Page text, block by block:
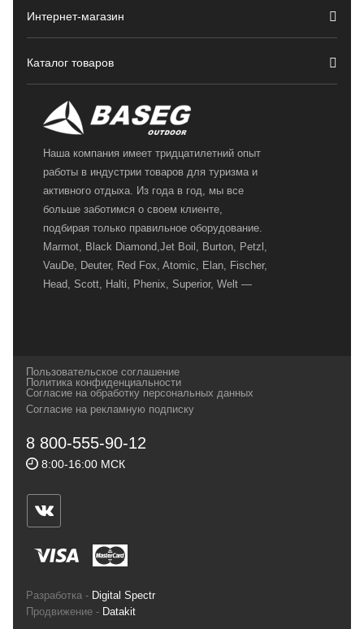
Интернет-магазин
Каталог товаров
Наша компания имеет тридцатилетний опыт
работы в индустрии товаров для туризма и
активного отдыха. Из года в год, мы все
больше заботимся о своем клиенте,
подбирая только правильное оборудование.
Marmot, Black Diamond,Jet Boil, Burton, Petzl,
VauDe, Deuter, Red Fox, Atomic, Elan, Fischer,
Head, Scott, Halti, Phenix, Superior, Welt —
и взыскательных путешественников,
спортсменов и отдыхающих.
Геннадьевич
ИНН 590300057023 ОГРН 304590319000121
ул.Советская, 25, магазин Басег.
Тел./факс (342) 2101242
Пользовательское соглашение
Политика конфиденциальности
Согласие на обработку персональных данных
Согласие на рекламную подписку
8 800-555-90-12
8:00-16:00 МСК
Разработка - Digital Spectr
Продвижение - Datakit